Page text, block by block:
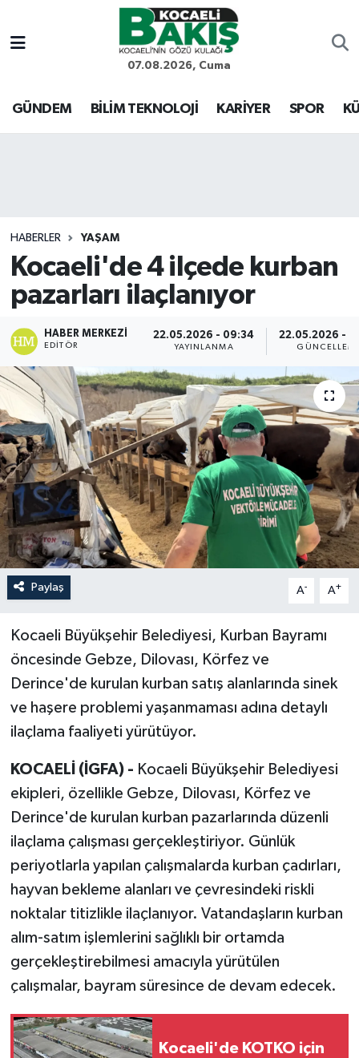
07.08.2026, Cuma
GÜNDEM BİLİM TEKNOLOJİ KARİYER SPOR
HABERLER YAŞAM
Kocaeli'de 4 ilçede kurban
pazarları ilaçlanıyor
HABER MERKEZI
EDITÖR
22.05.2026 - 09:34
YAYINLANMA
22.05.2026 -
Paylaş A- A+
Kocaeli Büyükşehir Belediyesi, Kurban Bayramı
öncesinde Gebze, Dilovası, Körfez ve
Derince'de kurulan kurban satış alanlarında sinek
ve haşere problemi yaşanmaması adına detaylı
ilaçlama faaliyeti yürütüyor.
KOCAELİ (İGFA) - Kocaeli Büyükşehir Belediyesi
ekipleri, özellikle Gebze, Dilovası, Körfez ve
Derince'de kurulan kurban pazarlarında düzenli
ilaçlama çalışması gerçekleştiriyor. Günlük
periyotlarla yapılan çalışmalarda kurban çadırları,
hayvan bekleme alanları ve çevresindeki riskli
noktalar titizlikle ilaçlanıyor. Vatandaşların kurban
alım-satım işlemlerini sağlıklı bir ortamda
gerçekleştirebilmesi amacıyla yürütülen
çalışmalar, bayram süresince de devam edecek.
Kocaeli'de KOTKO için
Kocaeli Nöbetçi Eczaneler
Kocaeli Hava Durumu
Son Dakika Haberleri
Haber Arşivi